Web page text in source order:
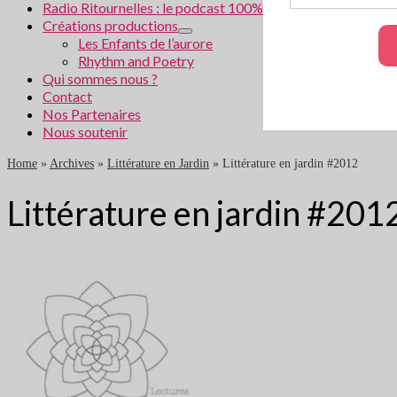
Radio Ritournelles : le podcast 100% littéraire
Créations productions
Les Enfants de l’aurore
Rhythm and Poetry
Qui sommes nous ?
Contact
Nos Partenaires
Nous soutenir
Home » Archives » Littérature en Jardin » Littérature en jardin #2012
Littérature en jardin